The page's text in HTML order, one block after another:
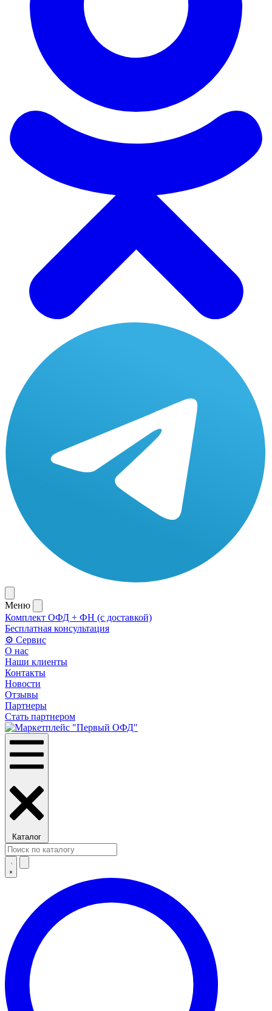
Меню
Комплект ОФД + ФН (с доставкой)
Бесплатная консультация
⚙️ Сервис
О нас
Наши клиенты
Контакты
Новости
Отзывы
Партнеры
Стать партнером
Каталог